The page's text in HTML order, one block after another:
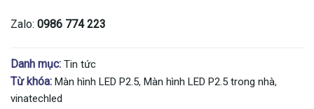
Zalo: 0986 774 223
Danh mục: Tin tức
Từ khóa: Màn hình LED P2.5, Màn hình LED P2.5 trong nhà,
vinatechled